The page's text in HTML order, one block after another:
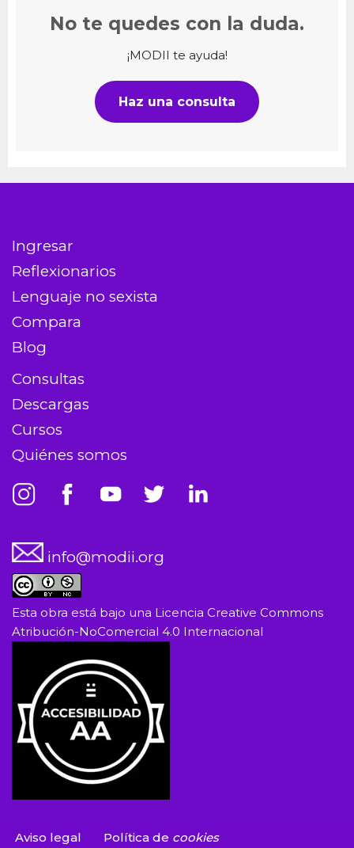
No te quedes con la duda.
¡MODII te ayuda!
Haz una consulta
Ingresar
Reflexionarios
Lenguaje no sexista
Compara
Blog
Consultas
Descargas
Cursos
Quiénes somos
info@modii.org
Esta obra está bajo una Licencia Creative Commons
Atribución-NoComercial 4.0 Internacional
Aviso legal Política de cookies